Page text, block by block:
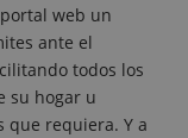
web un
ante el
todos los
su hogar u
que requiera. Y a